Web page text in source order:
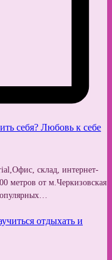
себя? Любовь к себе
склад, интернет-
метров от м.Черкизовская
отдыхать и